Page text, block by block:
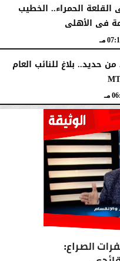
الحمراء.. الخطيب
فى الأهلى
مـ
حديد.. بلاغ للنائب العام
مـ